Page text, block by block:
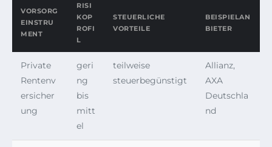
VORSORG
EINSTRU
MENT
RISI
KOP
ROFI
L
STEUERLICHE
VORTEILE
BEISPIELAN
BIETER
Private
Rentenv
ersicher
ung
geri
ng
bis
mitt
el
teilweise
steuerbegünstigt
Allianz,
AXA
Deutschla
nd